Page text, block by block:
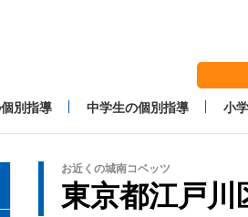
別指導 中学生の個別指導 小
お近くの城南コベッツ
東京都江戸川